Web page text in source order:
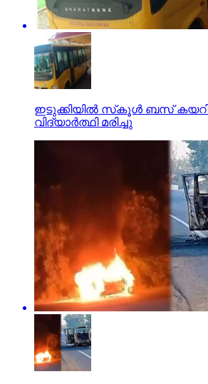
ഇടുക്കിയില്‍ സ്‌കൂള്‍ ബസ്
വിദ്യാര്‍ത്ഥി മരിച്ചു